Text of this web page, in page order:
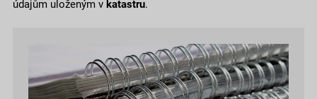
údajům uloženým v katastru.